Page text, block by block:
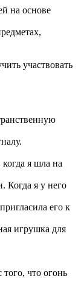
на основе
участвовать
когда я шла на
Когда я у него
его к
игрушка для
что огонь